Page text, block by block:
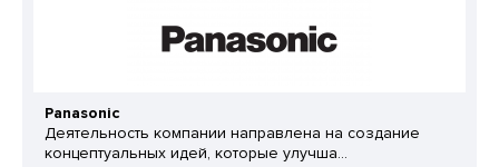
Panasonic
Деятельность компании направлена на создание
концептуальных идей, которые улучша...